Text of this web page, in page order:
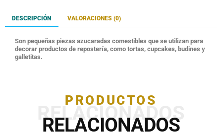
DESCRIPCIÓN VALORACIONES (0)
Son pequeñas piezas azucaradas comestibles que se utilizan para
decorar productos de repostería, como tortas, cupcakes, budines y
galletitas.
PRODUCTOS
RELACIONADOS
RELACIONADOS